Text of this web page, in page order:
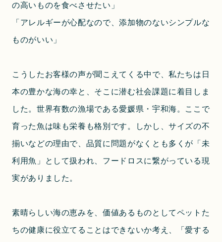
の高いものを食べさせたい」
「アレルギーが心配なので、添加物のないシンプルな
ものがいい」
こうしたお客様の声が聞こえてくる中で、私たちは日
本の豊かな海の幸と、そこに潜む社会課題に着目しま
した。世界有数の漁場である愛媛県・宇和海。ここで
育った魚は味も栄養も格別です。しかし、サイズの不
揃いなどの理由で、品質に問題がなくとも多くが「未
利用魚」として扱われ、フードロスに繋がっている現
実がありました。
素晴らしい海の恵みを、価値あるものとしてペットた
ちの健康に役立てることはできないか考え、「愛する